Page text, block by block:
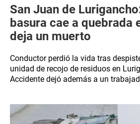
San Juan de
basura cae a quebrada
deja un muerto
Conductor perdió la vida tras
unidad de recojo de residuos en
Accidente dejó además a un